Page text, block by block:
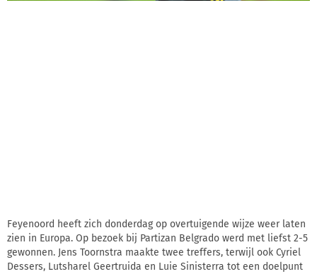
Feyenoord heeft zich donderdag op overtuigende wijze weer laten
zien in Europa. Op bezoek bij Partizan Belgrado werd met liefst 2-5
gewonnen. Jens Toornstra maakte twee treffers, terwijl ook Cyriel
Dessers, Lutsharel Geertruida en Luie Sinisterra tot een doelpunt